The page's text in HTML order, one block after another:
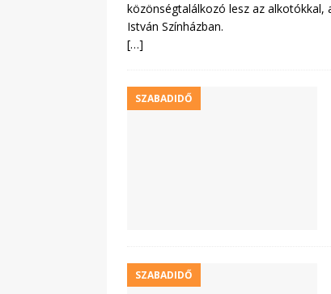
közönségtalálkozó lesz az alkotókkal,
István Színházban.
[…]
SZABADIDŐ
SZABADIDŐ